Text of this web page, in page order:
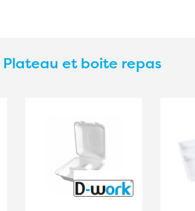
Plateau et boite repas